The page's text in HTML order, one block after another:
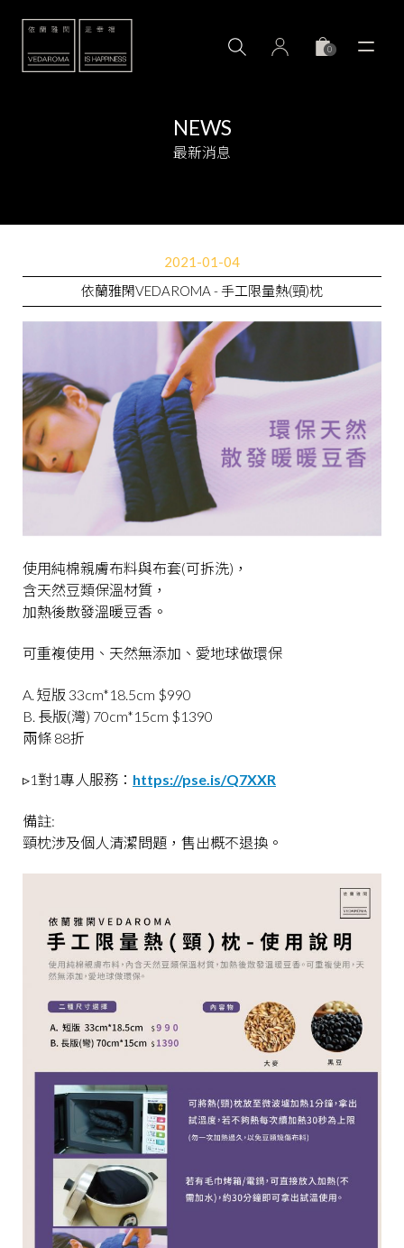
0
NEWS
最新消息
2021-01-04
依蘭雅閑VEDAROMA - 手工限量熱(頸)枕
使用純棉親膚布料與布套(可拆洗)，
含天然豆類保溫材質，
加熱後散發溫暖豆香。
可重複使用、天然無添加、愛地球做環保
A. 短版 33cm*18.5cm $990
B. 長版(灣) 70cm*15cm $1390
兩條 88折
▹1對1專人服務： https://pse.is/Q7XXR
備註:
頸枕涉及個人清潔問題，售出概不退換。